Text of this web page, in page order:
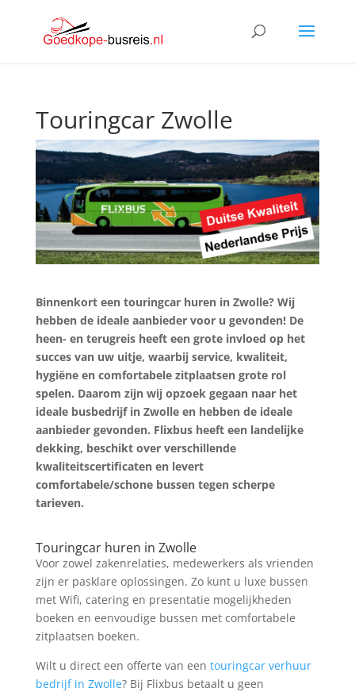
Touringcar Zwolle
Binnenkort een touringcar huren in Zwolle? Wij
hebben de ideale aanbieder voor u gevonden! De
heen- en terugreis heeft een grote invloed op het
succes van uw uitje, waarbij service, kwaliteit,
hygiëne en comfortabele zitplaatsen grote rol
spelen. Daarom zijn wij opzoek gegaan naar het
ideale busbedrijf in Zwolle en hebben de ideale
aanbieder gevonden. Flixbus heeft een landelijke
dekking, beschikt over verschillende
kwaliteitscertificaten en levert
comfortabele/schone bussen tegen scherpe
tarieven.
Touringcar huren in Zwolle
Voor zowel zakenrelaties, medewerkers als vrienden
zijn er pasklare oplossingen. Zo kunt u luxe bussen
met Wifi, catering en presentatie mogelijkheden
boeken en eenvoudige bussen met comfortabele
zitplaatsen boeken.
Wilt u direct een offerte van een touringcar verhuur
bedrijf in Zwolle? Bij Flixbus betaalt u geen